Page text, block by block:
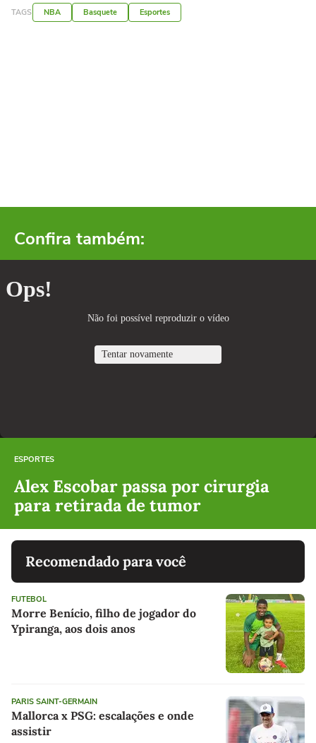
TAGS NBA Basquete Esportes
Confira também:
ESPORTES
Alex Escobar passa por cirurgia
para retirada de tumor
Recomendado para você
FUTEBOL
Morre Benício, filho de jogador do
Ypiranga, aos dois anos
PARIS SAINT-GERMAIN
Mallorca x PSG: escalações e onde
assistir